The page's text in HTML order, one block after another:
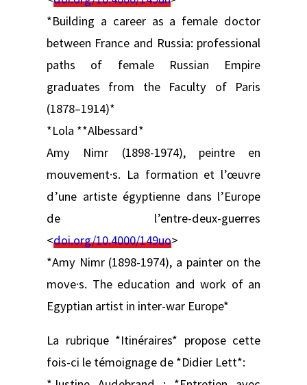
*Building a career as a female doctor
between France and Russia: professional
paths of female Russian Empire
graduates from the Faculty of Paris
(1878–1914)*
*Lola **Albessard*
Amy Nimr (1898-1974), peintre en
mouvement·s. La formation et l’œuvre
d’une artiste égyptienne dans l’Europe
de l’entre-deux-guerres
<doi.org/10.4000/149uo>
*Amy Nimr (1898-1974), a painter on the
move·s. The education and work of an
Egyptian artist in inter-war Europe*
La rubrique *Itinéraires* propose cette
fois-ci le témoignage de *Didier Lett*: